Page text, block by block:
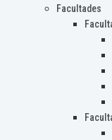
Facultades